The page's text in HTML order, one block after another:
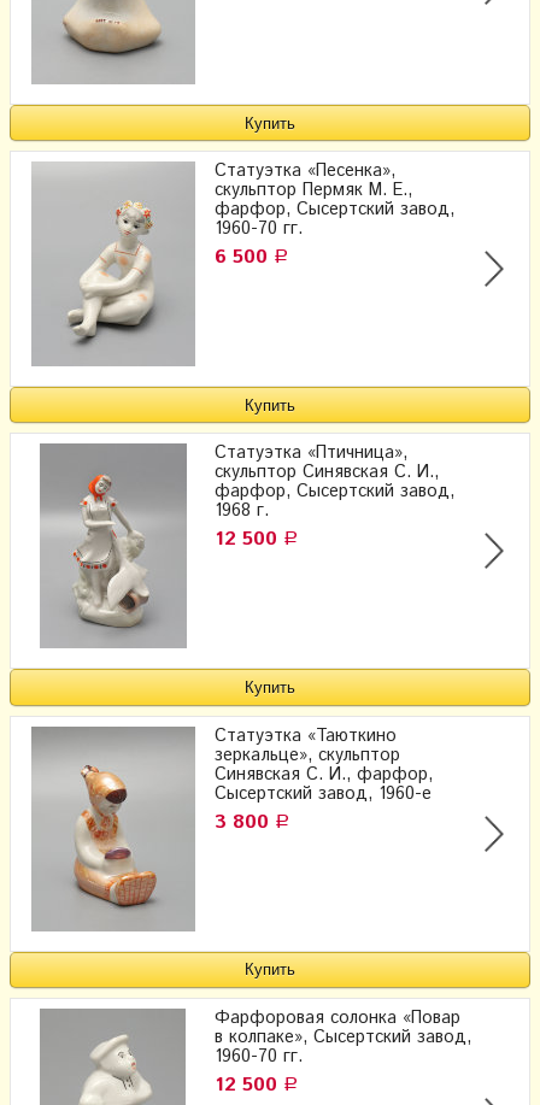
Статуэтка «Песенка»,
скульптор Пермяк М. Е.,
фарфор, Сысертский завод,
1960-70 гг.
6 500 Р
Статуэтка «Птичница»,
скульптор Синявская С. И.,
фарфор, Сысертский завод,
1968 г.
12 500 Р
Статуэтка «Таюткино
зеркальце», скульптор
Синявская С. И., фарфор,
Сысертский завод, 1960-е
3 800 Р
Фарфоровая солонка «Повар
в колпаке», Сысертский завод,
1960-70 гг.
12 500 Р